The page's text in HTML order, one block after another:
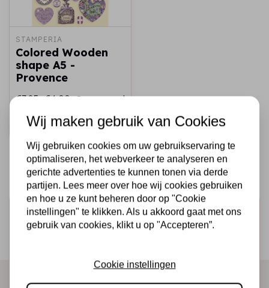
STAMPERIA
Colored Wooden
shape A5 -
Provence
€7,25 €4,00 Op voorraad
Snel toevoegen
Schrijf je in voor de nieuwsbrief
Ontvang als eerste onze actie en nieuwe producten
Wij maken gebruik van Cookies
Wij gebruiken cookies om uw gebruikservaring te
optimaliseren, het webverkeer te analyseren en
gerichte advertenties te kunnen tonen via derde
partijen. Lees meer over hoe wij cookies gebruiken
en hoe u ze kunt beheren door op "Cookie
instellingen" te klikken. Als u akkoord gaat met ons
gebruik van cookies, klikt u op "Accepteren”.
Cookie instellingen